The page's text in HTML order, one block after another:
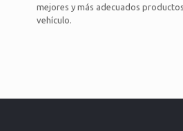
mejores y más adecuados
vehículo.